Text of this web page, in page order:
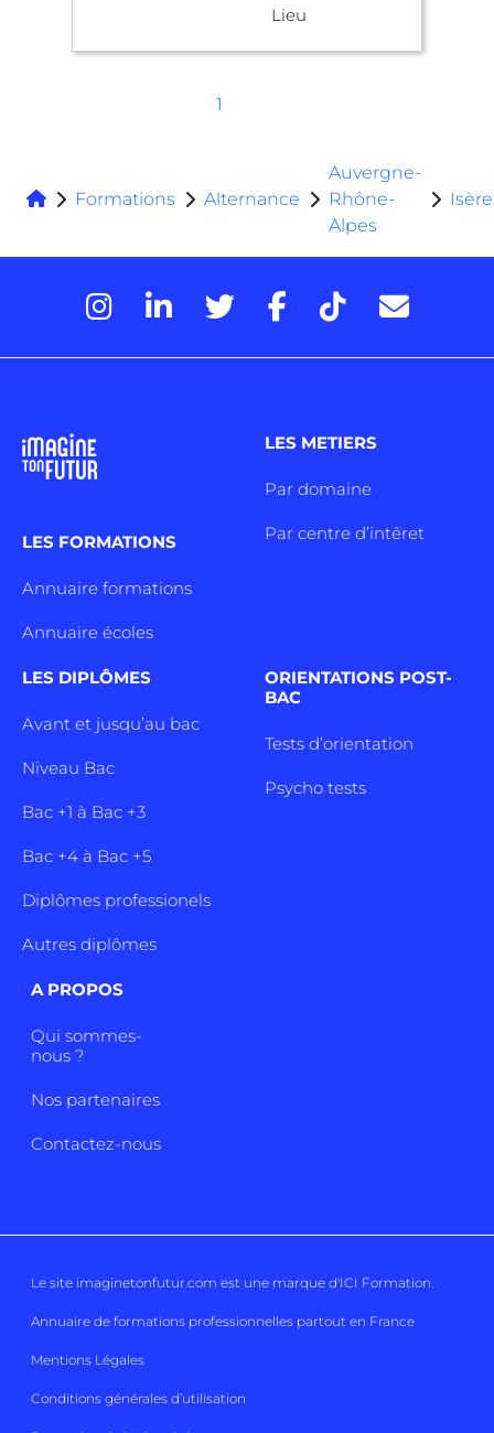
Lieu
1
Formations Alternance
Auvergne-
Rhône-
Alpes
Isère
LES FORMATIONS
Annuaire formations
Annuaire écoles
LES METIERS
Par domaine
Par centre d’intêret
LES DIPLÔMES
Avant et jusqu’au bac
Niveau Bac
Bac +1 à Bac +3
Bac +4 à Bac +5
Diplômes professionels
Autres diplômes
ORIENTATIONS POST-
BAC
Tests d’orientation
Psycho tests
A PROPOS
Qui sommes-
nous ?
Nos partenaires
Contactez-nous
Le site imaginetonfutur.com est une marque d'ICI Formation.
Annuaire de formations professionnelles partout en France
Mentions Légales
Conditions générales d’utilisation